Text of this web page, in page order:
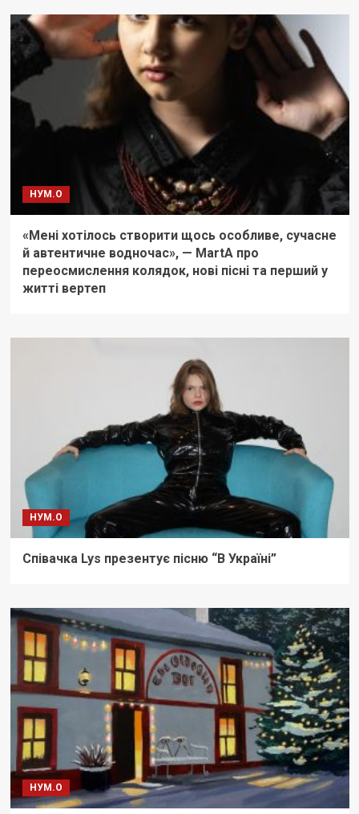
НУМ.О
«Мені хотілось створити щось особливе, сучасне
й автентичне водночас», — MartA про
переосмислення колядок, нові пісні та перший у
житті вертеп
НУМ.О
Співачка Lys презентує пісню “В Україні”
НУМ.О